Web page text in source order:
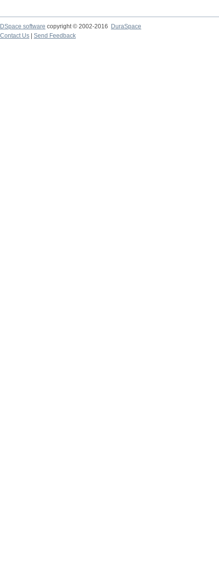
DSpace software copyright © 2002-2016
DuraSpace
Contact Us
Send Feedback